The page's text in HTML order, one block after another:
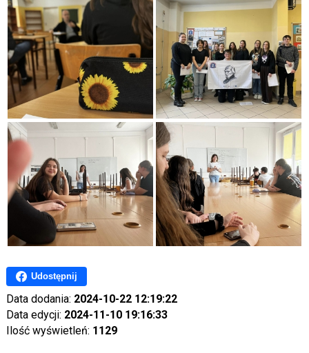
Udostępnij
Data dodania: 2024-10-22 12:19:22
Data edycji: 2024-11-10 19:16:33
Ilość wyświetleń: 1129